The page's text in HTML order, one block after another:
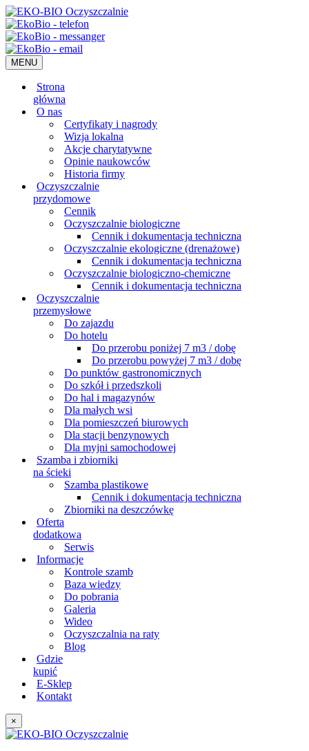
MENU
Strona
główna
O nas
Certyfikaty i nagrody
Wizja lokalna
Akcje charytatywne
Opinie naukowców
Historia firmy
Oczyszczalnie
przydomowe
Cennik
Oczyszczalnie biologiczne
Cennik i dokumentacja techniczna
Oczyszczalnie ekologiczne (drenażowe)
Cennik i dokumentacja techniczna
Oczyszczalnie biologiczno-chemiczne
Cennik i dokumentacja techniczna
Oczyszczalnie
przemysłowe
Do zajazdu
Do hotelu
Do przerobu poniżej 7 m3 / dobę
Do przerobu powyżej 7 m3 / dobę
Do punktów gastronomicznych
Do szkół i przedszkoli
Do hal i magazynów
Dla małych wsi
Dla pomieszczeń biurowych
Dla stacji benzynowych
Dla myjni samochodowej
Szamba i zbiorniki
na ścieki
Szamba plastikowe
Cennik i dokumentacja techniczna
Zbiorniki na deszczówkę
Oferta
dodatkowa
Serwis
Informacje
Kontrole szamb
Baza wiedzy
Do pobrania
Galeria
Wideo
Oczyszczalnia na raty
Blog
Gdzie
kupić
E-Sklep
Kontakt
×